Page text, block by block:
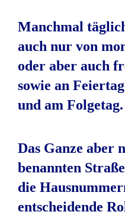
Manchmal
auch nur von
oder aber auch
sowie an
und am Folgetag.
Das Ganze aber
benannten
die
entscheidende